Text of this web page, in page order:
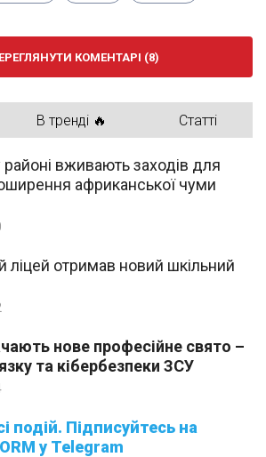
КОМЕНТАРІ (8)
В тренді 🔥 Статті
у Telegram
районі вживають заходів для
африканської чуми
ліцей отримав новий шкільний
нове професійне свято –
та кібербезпеки ЗСУ